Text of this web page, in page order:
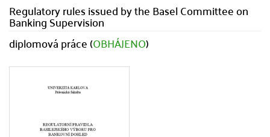
Regulatory rules issued by the Basel Committee on
Banking Supervision
diplomová práce (OBHÁJENO)